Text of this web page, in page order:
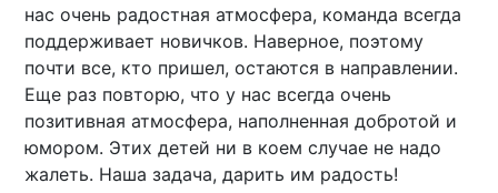
нас очень радостная атмосфера, команда всегда
поддерживает новичков. Наверное, поэтому
почти все, кто пришел, остаются в направлении.
Еще раз повторю, что у нас всегда очень
позитивная атмосфера, наполненная добротой и
юмором. Этих детей ни в коем случае не надо
жалеть. Наша задача, дарить им радость!